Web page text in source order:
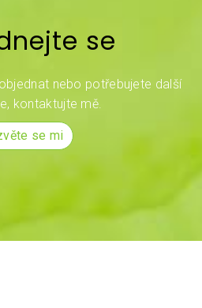
se
nebo potřebujete další
kontaktujte mě.
se mi